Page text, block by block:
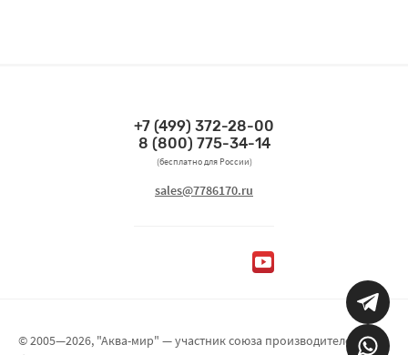
Связаться по телефонам
+7 (499) 372-28-00
8 (800) 775-34-14
(бесплатно для России)
Связаться по email
sales@7786170.ru
Мы в социальных сетях
© 2005—2026, "Аква-мир" — участник союза производителей